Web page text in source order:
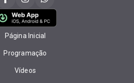
Página Inicial
Programação
Vídeos